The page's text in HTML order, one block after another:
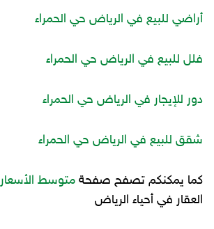
أراضي للبيع في الرياض حي الحمراء
فلل للبيع في الرياض حي الحمراء
دور للإيجار في الرياض حي الحمراء
شقق للبيع في الرياض حي الحمراء
كما يمكنكم تصفح صفحة متوسط الأسعار
العقار في أحياء الرياض